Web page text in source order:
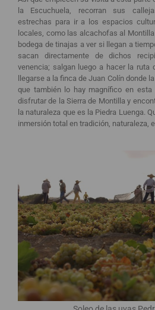
la Escuchuela, recorran sus
estrechas para ir a los espacios
locales, como las alcachofas al
bodega de tinajas a ver si llegan a
sacan directamente de dichos
venencia; salgan luego a hacer la ruta
llegarse a la finca de Juan Colín donde
que también lo hay magnífico en
disfrutar de la Sierra de Montilla y
la naturaleza que es la Piedra Luenga.
inmersión total en tradición, naturaleza,